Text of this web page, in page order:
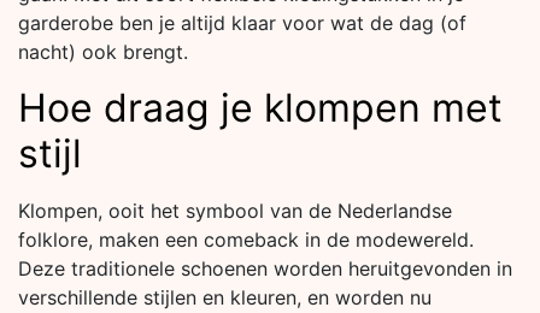
garderobe ben je altijd klaar voor wat de dag (of
nacht) ook brengt.
Hoe draag je klompen met
stijl
Klompen, ooit het symbool van de Nederlandse
folklore, maken een comeback in de modewereld.
Deze traditionele schoenen worden heruitgevonden in
verschillende stijlen en kleuren, en worden nu